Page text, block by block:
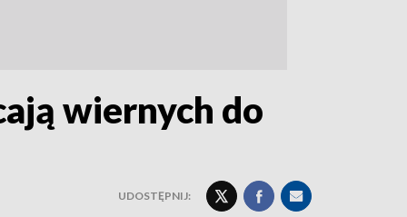
wiernych do
UDOSTĘPNIJ: